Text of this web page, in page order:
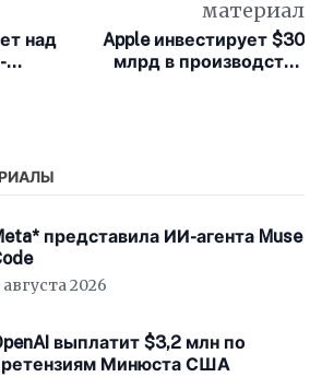
над
материал
Apple инвестирует $30
млрд в производство
представила ИИ-агента Muse
августа 2026
выплатит $3,2 млн по
Минюста США